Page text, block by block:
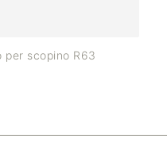
scopino R63